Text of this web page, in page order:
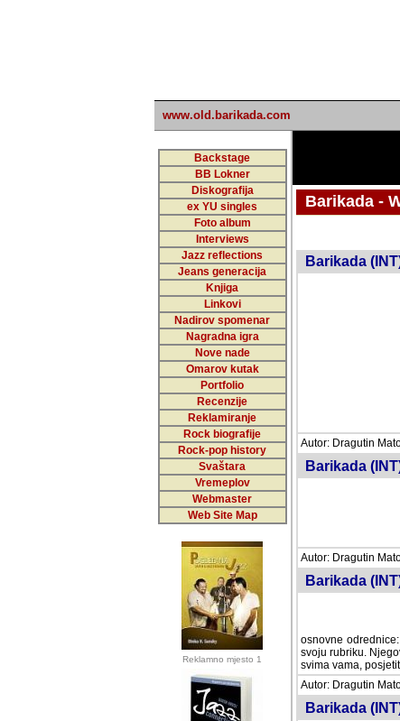
www.old.barikada.com
Backstage
BB Lokner
Diskografija
ex YU singles
Foto album
Interviews
Jazz reflections
Jeans generacija
Knjiga
Linkovi
Nadirov spomenar
Nagradna igra
Nove nade
Omarov kutak
Portfolio
Recenzije
Reklamiranje
Rock biografije
Rock-pop history
Svaštara
Vremeplov
Webmaster
Web Site Map
Reklamno mjesto 1
Barikada -
Barikada
Autor: Dragutin
Barikada
Autor: Dragutin
Barikada
odrednice: ex YU
Njegovi prilozi su
posjetiteljima ovog
Autor: Dragutin
Barikada